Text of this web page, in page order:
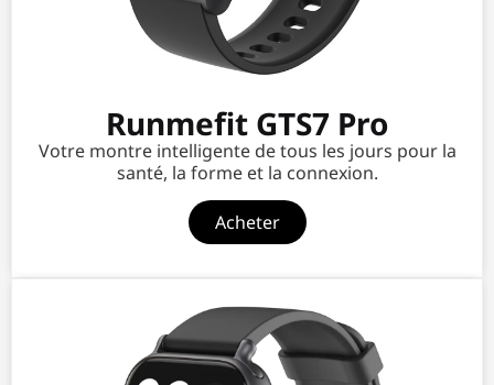
Runmefit GTS7 Pro
Votre montre intelligente de tous les jours pour la
santé, la forme et la connexion.
Acheter